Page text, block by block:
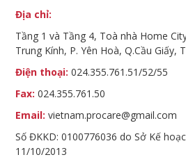
Địa chỉ:
Tầng 1 và Tầng 4, Toà nhà Home
Trung Kính, P. Yên Hoà, Q.Cầu Giấy,
Điện thoại: 024.355.761.51/52/55
Fax: 024.355.761.50
Email: vietnam.procare@gmail.com
Số ĐKKD: 0100776036 do Sở Kế
11/10/2013